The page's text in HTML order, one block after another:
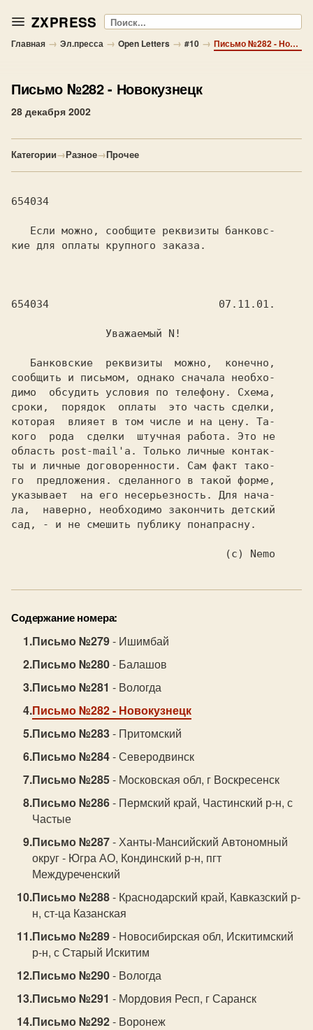
ZXPRESS Поиск
Главная → Эл.пресса → Open Letters → #10 → Письмо №282 - Новокузнецк
Письмо №282- Новокузнецк
28 декабря 2002
Категории→Разное→Прочее
654034
кие для оплаты крупного заказа.
654034                           07.11.01.
сообщить и письмом, однако сначала необхо-
димо  обсудить условия по телефону. Схема,
сроки,  порядок  оплаты  это часть сделки,
которая  влияет в том числе и на цену. Та-
кого  рода  сделки  штучная работа. Это не
область post-mail'a. Только личные контак-
ты и личные договоренности. Сам факт тако-
го  предложения. сделанного в такой форме,
указывает  на его несерьезность. Для нача-
ла,  наверно, необходимо закончить детский
сад, - и не смешить публику понапрасну.
                                  (c) Nemo
Содержание номера:
Письмо №279- Ишимбай
Письмо №280- Балашов
Письмо №281 - Вологда
Письмо №282- Новокузнецк
Письмо №283- Притомский
Письмо №284- Северодвинск
Письмо №285- Московская обл, г Воскресенск
Письмо №286- Пермский край, Частинский р-н, с
Частые
Письмо №287- Ханты-Мансийский Автономный
округ - Югра АО, Кондинский р-н, пгт
Междуреченский
Письмо №288- Краснодарский край, Кавказский р-
н, ст-ца Казанская
Письмо №289- Новосибирская обл, Искитимский
р-н, с Старый Искитим
Письмо №290- Вологда
Письмо №291 - Мордовия Респ, г Саранск
Письмо №292- Воронеж